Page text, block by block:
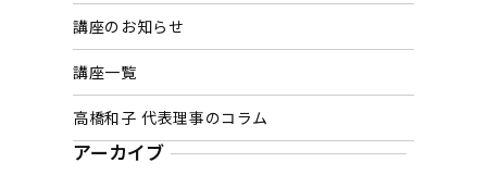
講座のお知らせ
講座一覧
高橋和子 代表理事のコラム
アーカイブ